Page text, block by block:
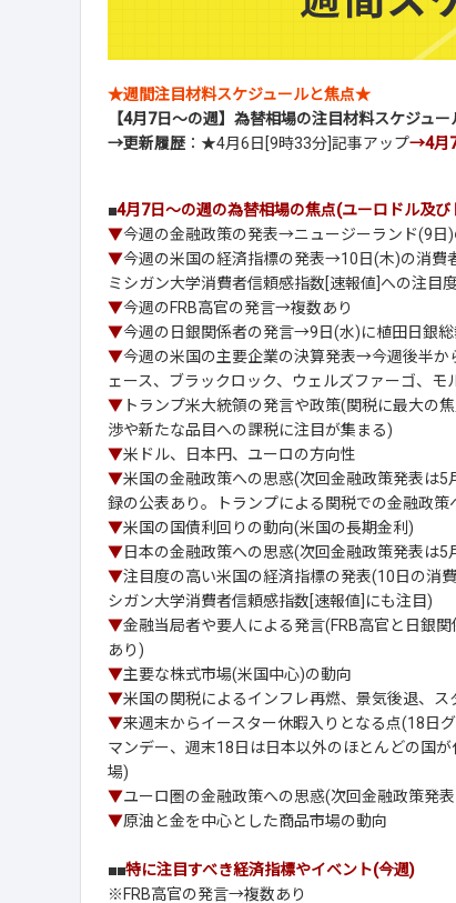
★週間注目材料スケジュールと焦点★
【4月7日～の週】為替相場の注目材料スケジュー
→更新履歴 ：★4月6日[9時33分]記事アップ→4月
■4月7日～の週の為替相場の焦点(ユーロドル及び
▼今週の金融政策の発表→ニュージーランド(9日
▼今週の米国の経済指標の発表→10日(木)の消費
ミシガン大学消費者信頼感指数[速報値]への注目
▼今週のFRB高官の発言→複数あり
▼今週の日銀関係者の発言→9日(水)に植田日銀総
▼今週の米国の主要企業の決算発表→今週後半か
ェース、ブラックロック、ウェルズファーゴ、モ
▼ トランプ米大統領の発言や政策(関税に最大の
渉や新たな品目への課税に注目が集まる)
▼米ドル、日本円、ユーロの方向性
▼米国の金融政策への思惑(次回金融政策発表は
録の公表あり。トランプによる関税での金融政
▼米国の国債利回りの動向(米国の長期金利)
▼日本の金融政策への思惑(次回金融政策発表は
▼注目度の高い米国の経済指標の発表(10日の消
シガン大学消費者信頼感指数[速報値]にも注目)
▼金融当局者や要人による発言(FRB高官と日銀
あり)
▼主要な株式市場(米国中心)の動向
▼米国の関税によるインフレ再燃、景気後退、
▼来週末からイースター休暇入りとなる点(18
マンデー、週末18日は日本以外のほとんどの国
場)
▼ユーロ圏の金融政策への思惑(次回金融政策発
▼原油と金を中心とした商品市場の動向
■■特に注目すべき経済指標やイベント(今週)
※FRB高官の発言→複数あり